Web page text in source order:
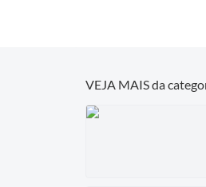
VEJA MAIS da